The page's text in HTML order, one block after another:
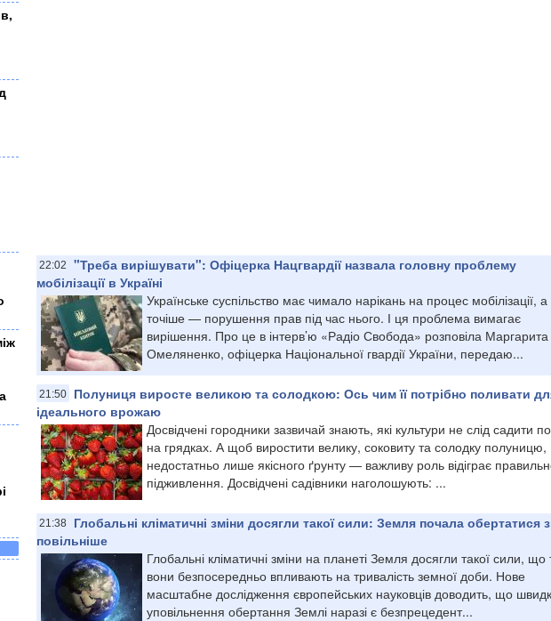
22:02
"Треба вирішувати": Офіцерка Нацгвардії назвала головну проблему
мобілізації в Україні
Українське суспільство має чимало нарікань на процес мобілізації, а
точіше — порушення прав під час нього. І ця проблема вимагає
вирішення. Про це в інтерв’ю «Радіо Свобода» розповіла Маргарита
Омеляненко, офіцерка Національної гвардії України, передаю...
21:50
Полуниця виросте великою та солодкою: Ось чим її потрібно поливати
ідеального врожаю
Досвідчені городники зазвичай знають, які культури не слід садити
на грядках. А щоб виростити велику, соковиту та солодку полуницю,
недостатньо лише якісного ґрунту — важливу роль відіграє
підживлення. Досвідчені садівники наголошують: ...
21:38
​Глобальні кліматичні зміни досягли такої сили: Земля почала обертатися
повільніше
Глобальні кліматичні зміни на планеті Земля досягли такої сили, що
вони безпосередньо впливають на тривалість земної доби. Нове
масштабне дослідження європейських науковців доводить, що
уповільнення обертання Землі наразі є безпрецедент...